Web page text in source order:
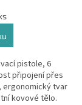
pistole, 6
připojení přes
ergonomický tvar
kovové tělo.